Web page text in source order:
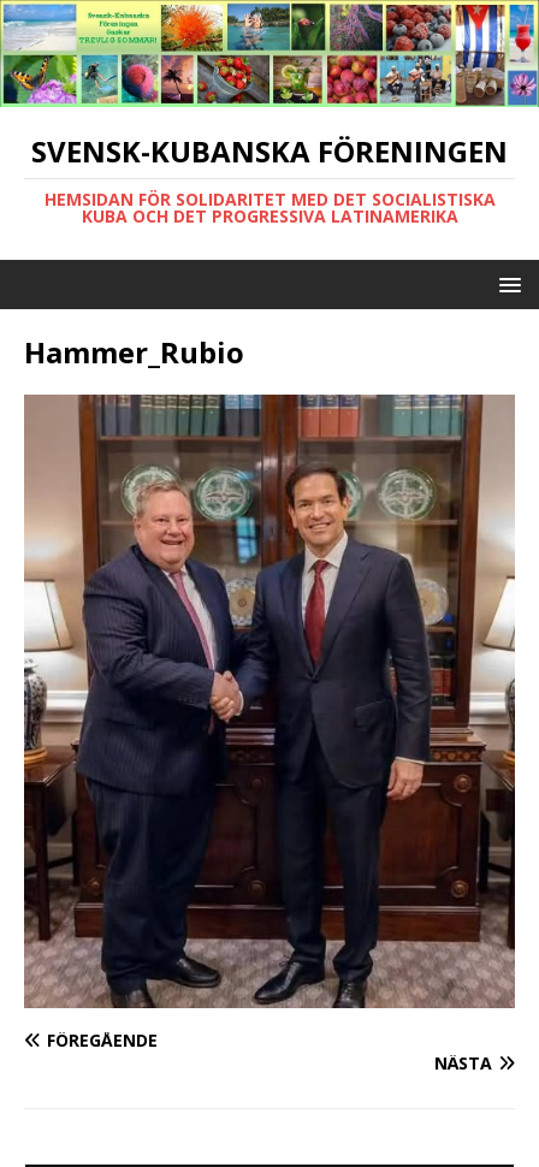
SVENSK-KUBANSKA FÖRENINGEN
HEMSIDAN FÖR SOLIDARITET MED DET SOCIALISTISKA
KUBA OCH DET PROGRESSIVA LATINAMERIKA
Hammer_Rubio
FÖREGÅENDE
NÄSTA